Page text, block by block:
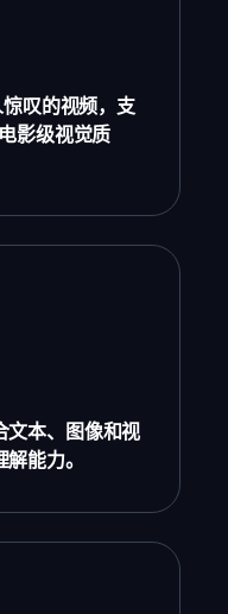
叹的视频，支
影级视觉质
文本、图像和视
能力。